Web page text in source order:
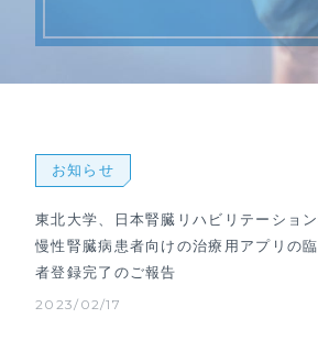
お知らせ
東北大学、日本腎臓リハビリテーショ
慢性腎臓病患者向けの治療用アプリの
者登録完了のご報告
2023/02/17